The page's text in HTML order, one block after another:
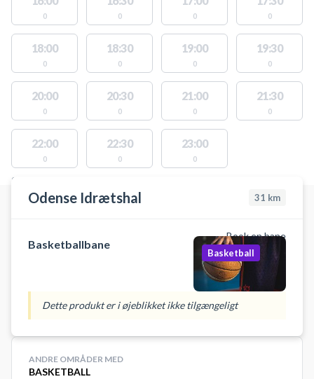
0 0 0 0
18:00
0
18:30
0
19:00
0
19:30
0
20:00
0
20:30
0
21:00
0
21:30
0
22:00
0
22:30
0
23:00
0
STEDER MED LEDIGE AKTIVITETER
Odense Idrætshal 31 km
Book en bane
Basketballbane
Basketball
Dette produkt er i øjeblikket ikke tilgængeligt
ANDRE OMRÅDER MED
BASKETBALL